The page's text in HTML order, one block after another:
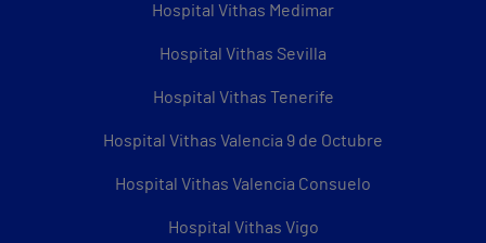
Hospital Vithas Medimar
Hospital Vithas Sevilla
Hospital Vithas Tenerife
Hospital Vithas Valencia 9 de Octubre
Hospital Vithas Valencia Consuelo
Hospital Vithas Vigo